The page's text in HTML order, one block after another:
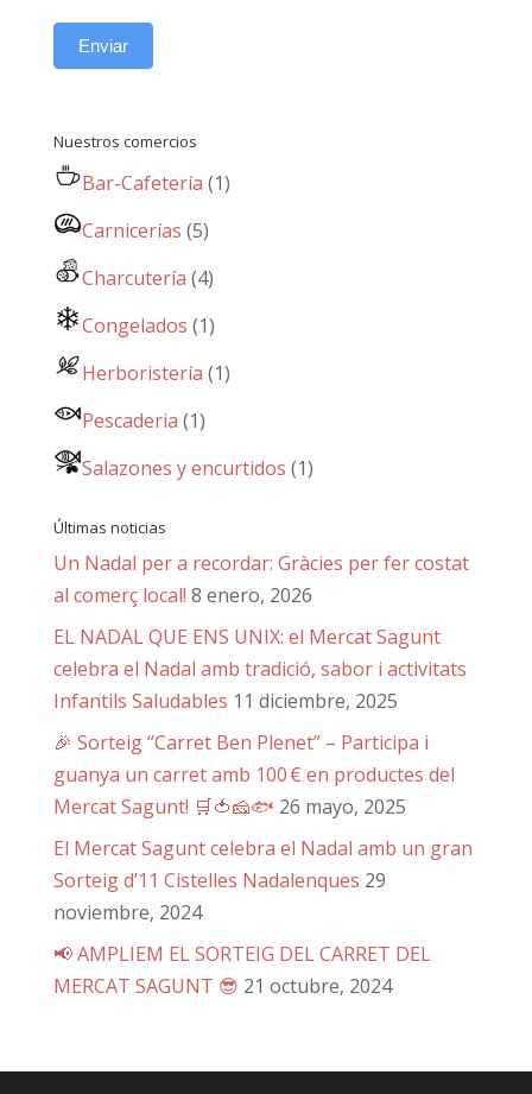
Enviar
Nuestros comercios
Bar-Cafetería (1)
Carnicerías (5)
Charcutería (4)
Congelados (1)
Herboristería (1)
Pescaderia (1)
Salazones y encurtidos (1)
Últimas noticias
Un Nadal per a recordar: Gràcies per fer costat
al comerç local! 8 enero, 2026
EL NADAL QUE ENS UNIX: el Mercat Sagunt
celebra el Nadal amb tradició, sabor i activitats
Infantils Saludables 11 diciembre, 2025
🎉 Sorteig “Carret Ben Plenet” – Participa i
guanya un carret amb 100 € en productes del
Mercat Sagunt! 🛒🍅🧀🐟 26 mayo, 2025
El Mercat Sagunt celebra el Nadal amb un gran
Sorteig d’11 Cistelles Nadalenques 29
noviembre, 2024
📢 AMPLIEM EL SORTEIG DEL CARRET DEL
MERCAT SAGUNT 😎 21 octubre, 2024